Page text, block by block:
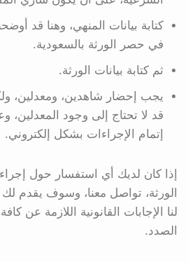
كتابة بيانات المنهي، وهنا قد
في حصر الورثة بالسعودية.
ثم كتابة بيانات الورثة.
يجب إحضار شاهدين، ومعدلين،
قد لا تحتاج إلى وجود
إتمام الإجراءات بشكل إلكتروني.
إذا كان لديك أي استفسار حول
الورثة، تواصل معنا، وسوف يقدم لك
لنا الإجابات القانونية اللازمة عن
الصدد.